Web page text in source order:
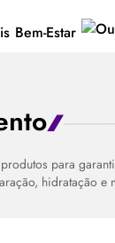
Bem-Estar
para
hidratação e